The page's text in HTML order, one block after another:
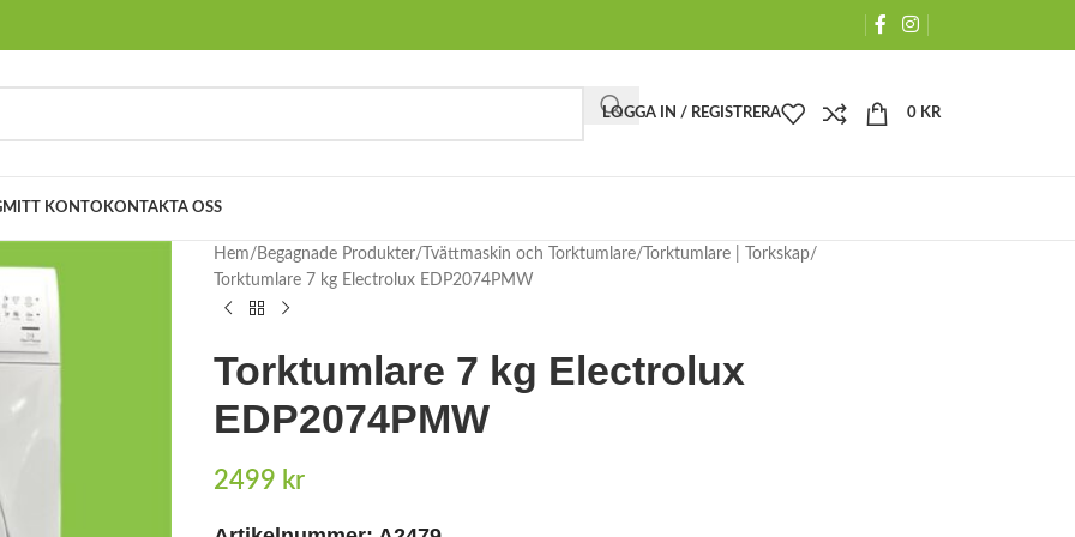
LOGGA IN / REGISTRERA 0 KR
MITT KONTO KONTAKTA OSS
Hem Begagnade Produkter Tvättmaskin och Torktumlare
Torktumlare | Torkskap
Torktumlare 7 kg Electrolux EDP2074PMW
Torktumlare 7 kg Electrolux
EDP2074PMW
2499 kr